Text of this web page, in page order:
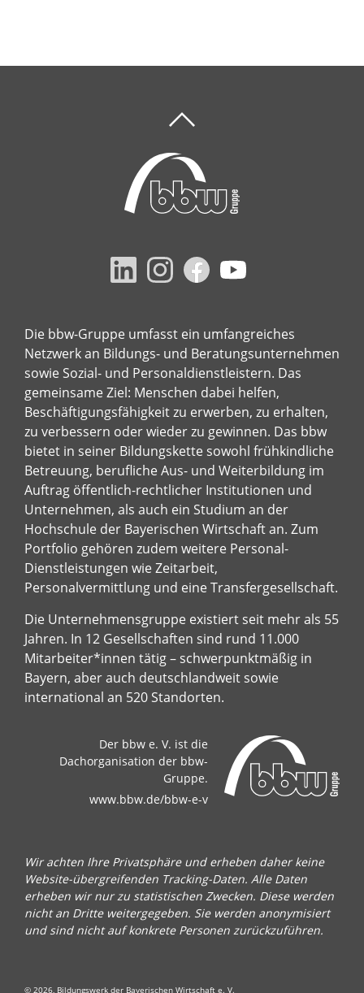
Die bbw-Gruppe umfasst ein umfangreiches
Netzwerk an Bildungs- und Beratungsunternehmen
sowie Sozial- und Personaldienstleistern. Das
gemeinsame Ziel: Menschen dabei helfen,
Beschäftigungsfähigkeit zu erwerben, zu erhalten,
zu verbessern oder wieder zu gewinnen. Das bbw
bietet in seiner Bildungskette sowohl frühkindliche
Betreuung, berufliche Aus- und Weiterbildung im
Auftrag öffentlich-rechtlicher Institutionen und
Unternehmen, als auch ein Studium an der
Hochschule der Bayerischen Wirtschaft an. Zum
Portfolio gehören zudem weitere Personal-
Dienstleistungen wie Zeitarbeit,
Personalvermittlung und eine Transfergesellschaft.
Die Unternehmensgruppe existiert seit mehr als 55
Jahren. In 12 Gesellschaften sind rund 11.000
Mitarbeiter*innen tätig – schwerpunktmäßig in
Bayern, aber auch deutschlandweit sowie
international an 520 Standorten.
Der bbw e. V. ist die
Dachorganisation der bbw-
Gruppe.
www.bbw.de/bbw-e-v
Wir achten Ihre Privatsphäre und erheben daher keine
Website-übergreifenden Tracking-Daten. Alle Daten
erheben wir nur zu statistischen Zwecken. Diese werden
nicht an Dritte weitergegeben. Sie werden anonymisiert
und sind nicht auf konkrete Personen zurückzuführen.
© 2026, Bildungswerk der Bayerischen Wirtschaft e. V.